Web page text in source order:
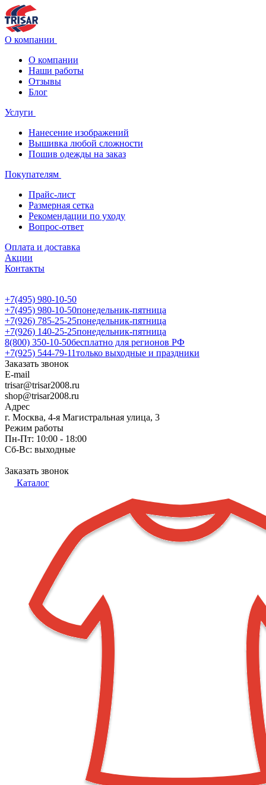
О компании
О компании
Наши работы
Отзывы
Блог
Услуги
Нанесение изображений
Вышивка любой сложности
Пошив одежды на заказ
Покупателям
Прайс-лист
Размерная сетка
Рекомендации по уходу
Вопрос-ответ
Оплата и доставка
Акции
Контакты
+7(495) 980-10-50
+7(495) 980-10-50понедельник-пятница
+7(926) 785-25-25понедельник-пятница
+7(926) 140-25-25понедельник-пятница
8(800) 350-10-50бесплатно для регионов РФ
+7(925) 544-79-11только выходные и праздники
Заказать звонок
E-mail
trisar@trisar2008.ru
shop@trisar2008.ru
Адрес
г. Москва, 4-я Магистральная улица, 3
Режим работы
Пн-Пт: 10:00 - 18:00
Сб-Вс: выходные
Заказать звонок
Каталог